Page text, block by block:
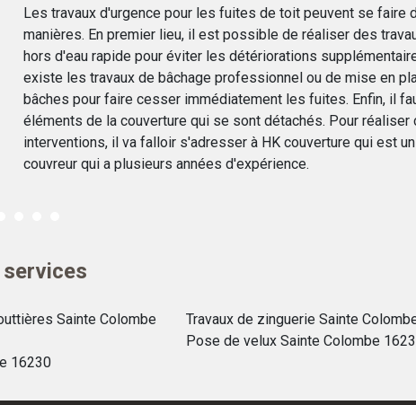
Les travaux d'urgence pour les fuites de toit peuvent se faire
manières. En premier lieu, il est possible de réaliser des
hors d'eau rapide pour éviter les détériorations
existe les travaux de bâchage professionnel ou de mise en
bâches pour faire cesser immédiatement les fuites. Enfin, il
éléments de la couverture qui se sont détachés. Pour réaliser
interventions, il va falloir s'adresser à HK couverture qui est
couvreur qui a plusieurs années d'expérience.
Sainte Colombe
16230
Travaux de zinguerie Sainte
Pose de velux Sainte Colombe